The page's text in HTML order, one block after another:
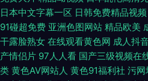
日本中文字幕一区 日韩免费精品视频
91碰超免费 亚洲色图网站 精品欧美
干露脸熟女 在线观看黄色网 成人抖
产情侣片 97人人看 国产三级视频在
类 黄色AV网站人 黄色91福利社 污网